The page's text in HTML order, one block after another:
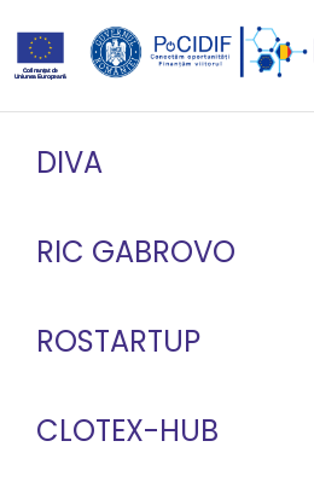
DIVA
RIC GABROVO
ROSTARTUP
CLOTEX-HUB